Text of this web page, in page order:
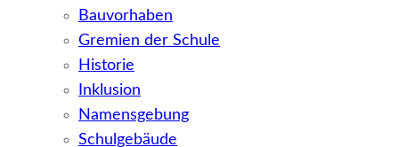
Bauvorhaben
Gremien der Schule
Historie
Inklusion
Namensgebung
Schulgebäude